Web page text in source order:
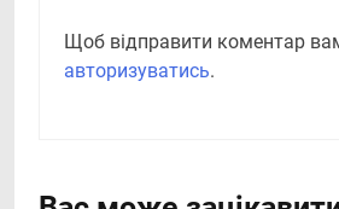
Щоб відправити коментар
авторизуватись.